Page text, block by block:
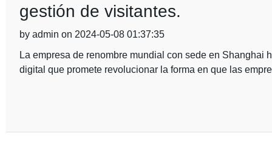
gestión de visitantes.
by admin on 2024-05-08 01:37:35
La empresa de renombre mundial con sede en
digital que promete revolucionar la forma en que las